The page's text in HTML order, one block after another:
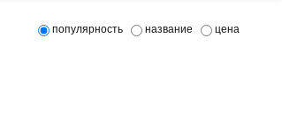
популярность название цена